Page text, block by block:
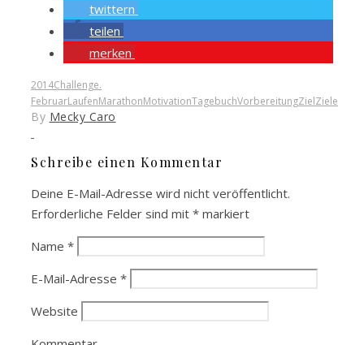
twittern
teilen
merken
2014Challenge.
FebruarLaufenMarathonMotivationTagebuchVorbereitungZielZiele
By Mecky Caro
Schreibe einen Kommentar
Deine E-Mail-Adresse wird nicht veröffentlicht.
Erforderliche Felder sind mit * markiert
Name *
E-Mail-Adresse *
Website